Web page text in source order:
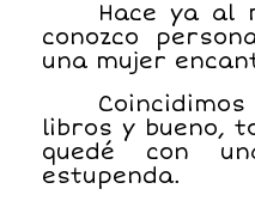
Hace ya al
conozco
una mujer
libros y bueno,
quedé con
estupenda.